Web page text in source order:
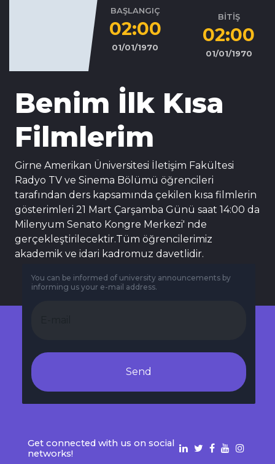
BAŞLANGIÇ
02:00
01/01/1970
BİTİŞ
02:00
01/01/1970
Benim İlk Kısa
Filmlerim
Girne Amerikan Üniversitesi İletişim Fakültesi
Radyo TV ve Sinema Bölümü öğrencileri
tarafından ders kapsamında çekilen kısa filmlerin
gösterimleri 21 Mart Çarşamba Günü saat 14:00 da
Milenyum Senato Kongre Merkezi' nde
gerçekleştirilecektir.Tüm öğrencilerimiz
akademik ve idari kadromuz davetlidir.
You can be informed of university announcements by
informing us your e-mail address.
Send
Get connected with us on social
networks!